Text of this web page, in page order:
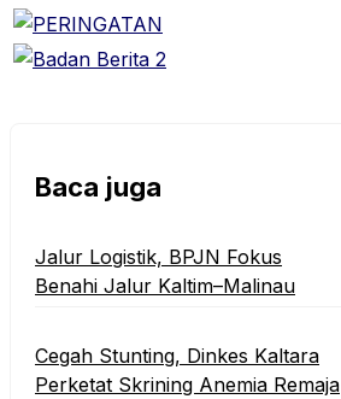
Baca juga
‎Jalur Logistik, BPJN Fokus
Benahi Jalur Kaltim–Malinau
Cegah Stunting, Dinkes Kaltara
Perketat Skrining Anemia Remaja